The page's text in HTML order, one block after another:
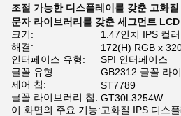
조절 가능한 디스플레이를 갖춘 고화
문자 라이브러리를 갖춘 세그먼트 LCD
크기:
1.47인치 IPS 컬
해결:
172(H) RGB x
인터페이스 유형:
SPI 인터페이스
글꼴 유형:
GB2312 글꼴 라
제어 칩:
ST7789
글꼴 라이브러리 칩: GT30L3254W
이 화면의 주요 기능:고화질 IPS 디스